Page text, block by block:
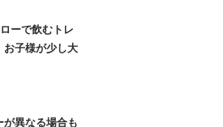
ーで飲むトレ
お子様が少し大
が異なる場合も